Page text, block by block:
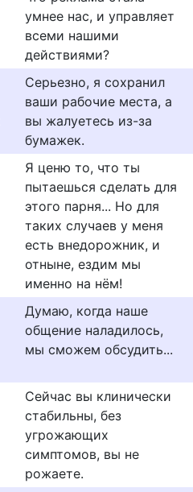
умнее нас, и управляет
всеми нашими
действиями?
Серьезно, я сохранил
ваши рабочие места, а
вы жалуетесь из-за
бумажек.
Я ценю то, что ты
пытаешься сделать для
этого парня... Но для
таких случаев у меня
есть внедорожник, и
отныне, ездим мы
именно на нём!
Думаю, когда наше
общение наладилось,
мы сможем обсудить...
Сейчас вы клинически
стабильны, без
угрожающих
симптомов, вы не
рожаете.